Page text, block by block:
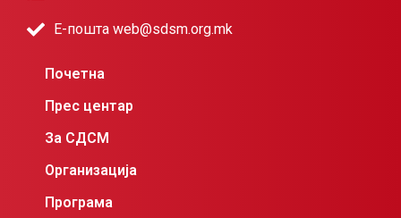
Е-пошта web@sdsm.org.mk
Почетна
Прес центар
За СДСМ
Организација
Програма